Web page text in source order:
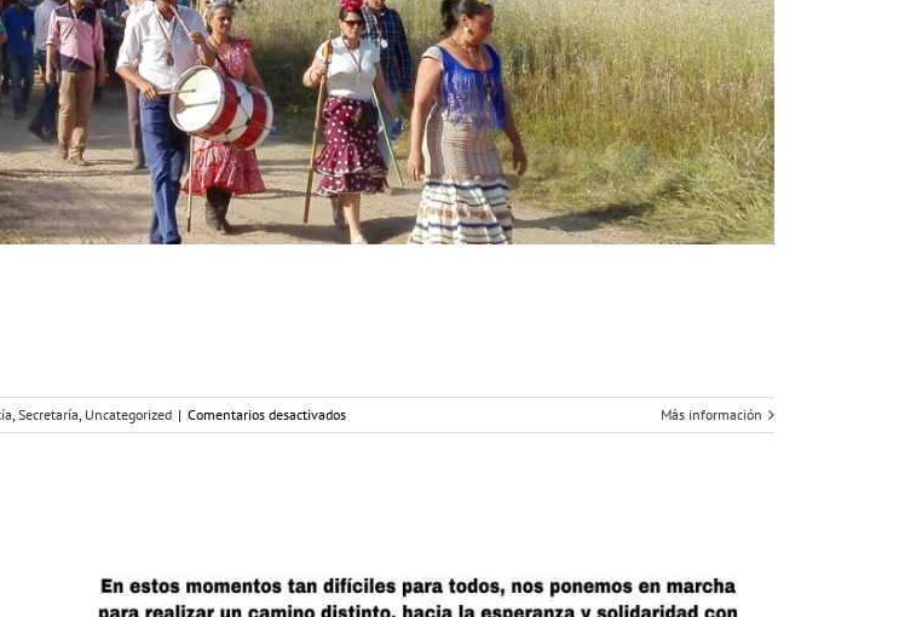
Secretaría Uncategorized | Comentarios desactivadosen
SALUDA
Más información